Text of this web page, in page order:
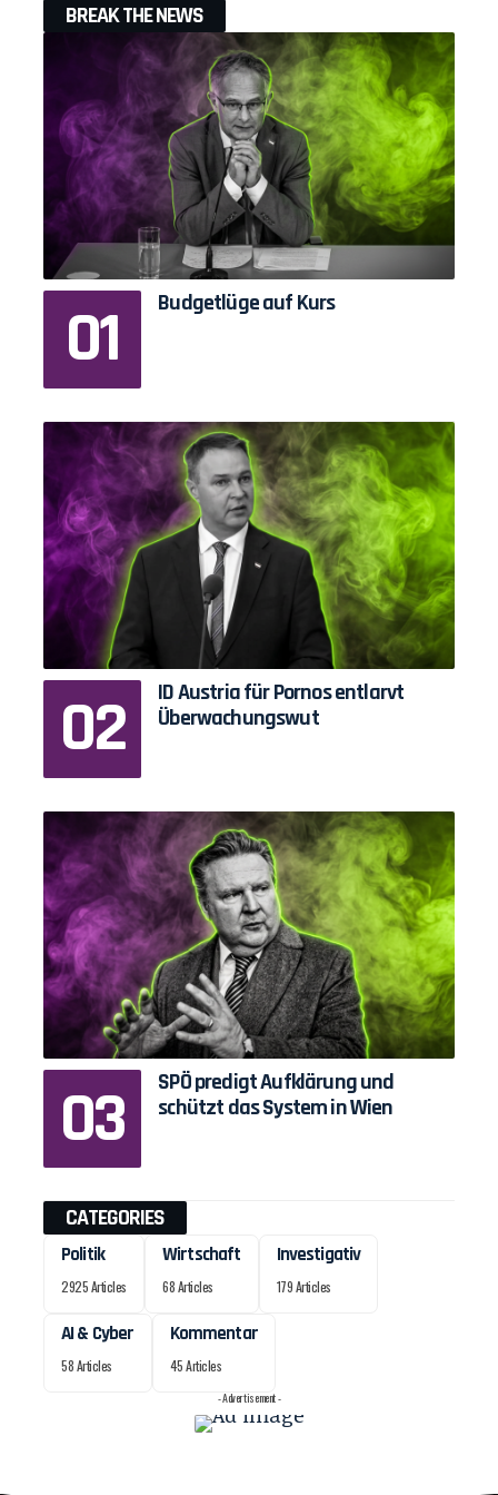
BREAK THE NEWS
Budgetlüge auf Kurs
ID Austria für Pornos entlarvt
Überwachungswut
SPÖ predigt Aufklärung und
schützt das System in Wien
CATEGORIES
Politik
2925 Articles
Wirtschaft
68 Articles
Investigativ
179 Articles
AI & Cyber
58 Articles
Kommentar
45 Articles
- Advertisement -